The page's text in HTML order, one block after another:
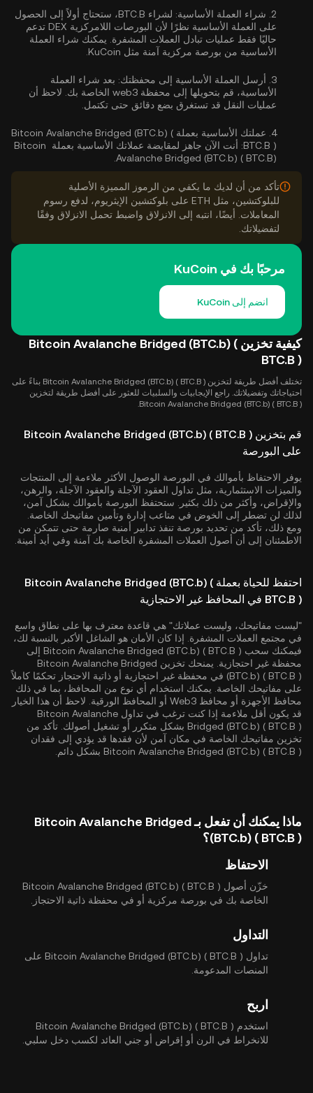
2. شراء العملة الأساسية:
لشراء BTC.B، ستحتاج أولاً إلى الحصول
على العملة الأساسية نظرًا لأن البورصات اللامركزية DEX تدعم
حاليًا فقط عمليات تبادل العملات المشفرة. يمكنك شراء العملة
الأساسية من بورصة مركزية آمنة مثل KuCoin.
3. أرسل العملة الأساسية إلى محفظتك: بعد شراء العملة
الأساسية، قم بتحويلها إلى محفظة web3 الخاصة بك. لاحظ أن
عمليات النقل قد تستغرق بضع دقائق حتى تكتمل.
4.
عملتك الأساسية بعملة Bitcoin Avalanche Bridged (BTC.b) (
BTC.B ):
أنت الآن جاهز لمقايضة عملاتك الأساسية بعملة Bitcoin
Avalanche Bridged (BTC.b) ( BTC.B).
تأكد من أن لديك ما يكفي من الرموز المميزة الأصلية
للبلوكتشين، مثل ETH على بلوكتشين الإيثريوم، لدفع رسوم
المعاملات. أيضًا، انتبه إلى الانزلاق واضبط تحمل الانزلاق وفقًا
لتفضيلاتك.
مرحبًا بك في KuCoin
انضم إلى KuCoin
كيفية تخزين Bitcoin Avalanche Bridged (BTC.b) (
BTC.B )
تختلف أفضل طريقة لتخزين Bitcoin Avalanche Bridged (BTC.b) ( BTC.B ) بناءً على
احتياجاتك وتفضيلاتك. راجع الإيجابيات والسلبيات للعثور على أفضل طريقة لتخزين
Bitcoin Avalanche Bridged (BTC.b) ( BTC.B ).
قم بتخزين Bitcoin Avalanche Bridged (BTC.b) ( BTC.B )
على البورصة
يوفر الاحتفاظ بأموالك في البورصة الوصول الأكثر ملاءمة إلى المنتجات
والميزات الاستثمارية، مثل تداول العقود الآجلة والعقود الآجلة، والرهن،
والإقراض، وأكثر من ذلك بكثير. ستحتفظ البورصة بأموالك بشكل آمن،
لذلك لن تضطر إلى الخوض في متاعب إدارة وتأمين مفاتيحك الخاصة.
ومع ذلك، تأكد من تحديد بورصة تنفذ تدابير أمنية صارمة حتى تتمكن من
الاطمئنان إلى أن أصول العملات المشفرة الخاصة بك آمنة وفي أيد أمينة.
احتفظ للحياة بعملة Bitcoin Avalanche Bridged (BTC.b) (
BTC.B ) في المحافظ غير الاحتجازية
"ليست مفاتيحك، وليست عملاتك" هي قاعدة معترف بها على نطاق واسع
في مجتمع العملات المشفرة. إذا كان الأمان هو الشاغل الأكبر بالنسبة لك،
فيمكنك سحب Bitcoin Avalanche Bridged (BTC.b) ( BTC.B ) إلى
محفظة غير احتجازية. يمنحك تخزين Bitcoin Avalanche Bridged
(BTC.b) ( BTC.B ) في محفظة غير احتجازية أو ذاتية الاحتجاز تحكمًا كاملاً
على مفاتيحك الخاصة. يمكنك استخدام أي نوع من المحافظ، بما في ذلك
محافظ الأجهزة أو محافظ Web3 أو المحافظ الورقية. لاحظ أن هذا الخيار
قد يكون أقل ملاءمة إذا كنت ترغب في تداول Bitcoin Avalanche
Bridged (BTC.b) ( BTC.B ) بشكل متكرر أو تشغيل أصولك. تأكد من
تخزين مفاتيحك الخاصة في مكان آمن لأن فقدها قد يؤدي إلى فقدان
Bitcoin Avalanche Bridged (BTC.b) ( BTC.B ) بشكل دائم.
ماذا يمكنك أن تفعل بـ Bitcoin Avalanche Bridged
(BTC.b) ( BTC.B )؟
الاحتفاظ
خزّن أصول Bitcoin Avalanche Bridged (BTC.b) ( BTC.B )
الخاصة بك في بورصة مركزية أو في محفظة ذاتية الاحتجاز.
التداول
تداول Bitcoin Avalanche Bridged (BTC.b) ( BTC.B ) على
المنصات المدعومة.
اربح
استخدم Bitcoin Avalanche Bridged (BTC.b) ( BTC.B )
للانخراط في الرن أو إقراض أو جني العائد لكسب دخل سلبي.